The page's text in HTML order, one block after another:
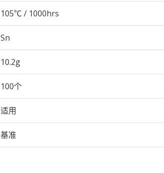
105℃ / 1000hrs
Sn
10.2g
100个
适用
基准